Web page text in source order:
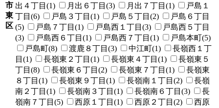
市
東
区
出４丁目(1)
月出６丁目(3) 月出７丁目(1)
戸島１
丁目(6)
戸島３丁目(1) 戸島５丁目(2)
戸島６丁目
(5)
戸島７丁目(1) 戸島西１丁目(3)
戸島西５丁目
(3)
戸島西６丁目(1) 戸島西７丁目(1)
戸島本町(5)
戸島町(8)
渡鹿８丁目(3) 中江町(1)
長嶺西１丁
目(1)
長嶺東２丁目(1) 長嶺東４丁目(1)
長嶺東５
丁目(8)
長嶺東６丁目(2) 長嶺東７丁目(1)
長嶺東
８丁目(1)
長嶺東９丁目(1) 長嶺南１丁目(2)
長嶺
南２丁目(1)
長嶺南３丁目(1) 長嶺南６丁目(3)
長
嶺南７丁目(5)
西原１丁目(1) 西原２丁目(2)
西原